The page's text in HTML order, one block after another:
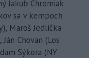
Jakub Chromiak
sa v kempoch
Maroš Jedlička
Chovan (Los
Sýkora (NY